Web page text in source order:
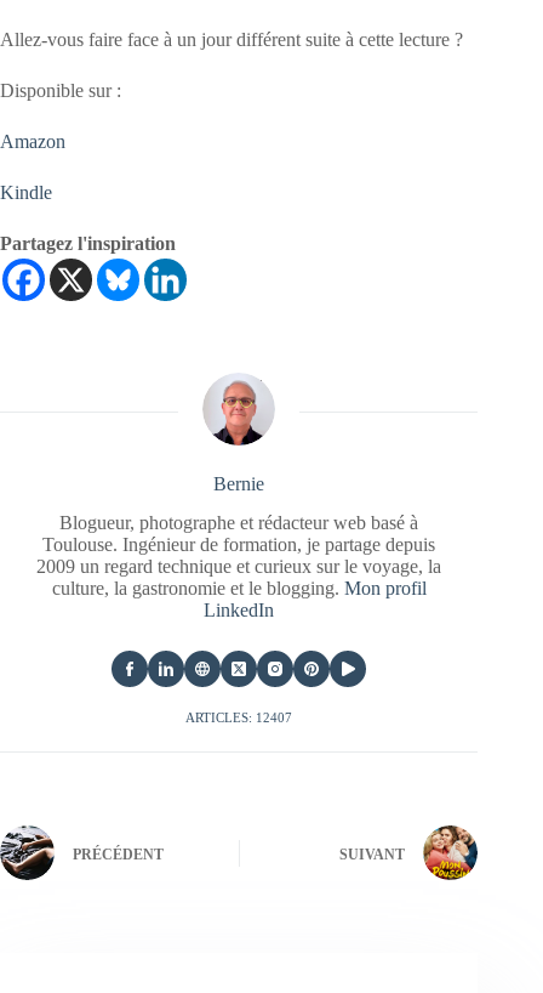
Allez-vous faire face à un jour différent suite à cette lecture ?
Disponible sur :
Amazon
Kindle
Partagez l'inspiration
Bernie
Blogueur, photographe et rédacteur web basé à
Toulouse. Ingénieur de formation, je partage depuis
2009 un regard technique et curieux sur le voyage, la
culture, la gastronomie et le blogging. Mon profil
LinkedIn
ARTICLES: 12407
PRÉCÉDENT SUIVANT